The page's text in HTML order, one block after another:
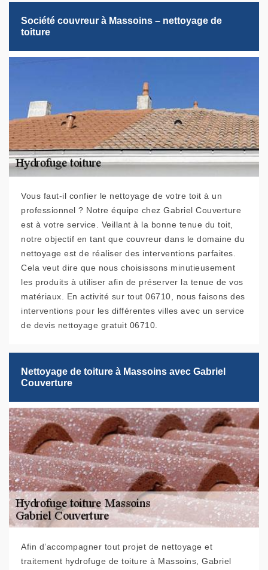
Société couvreur à Massoins – nettoyage de
toiture
Vous faut-il confier le nettoyage de votre toit à un
professionnel ? Notre équipe chez Gabriel Couverture
est à votre service. Veillant à la bonne tenue du toit,
notre objectif en tant que couvreur dans le domaine du
nettoyage est de réaliser des interventions parfaites.
Cela veut dire que nous choisissons minutieusement
les produits à utiliser afin de préserver la tenue de vos
matériaux. En activité sur tout 06710, nous faisons des
interventions pour les différentes villes avec un service
de devis nettoyage gratuit 06710.
Nettoyage de toiture à Massoins avec Gabriel
Couverture
Afin d’accompagner tout projet de nettoyage et
traitement hydrofuge de toiture à Massoins, Gabriel